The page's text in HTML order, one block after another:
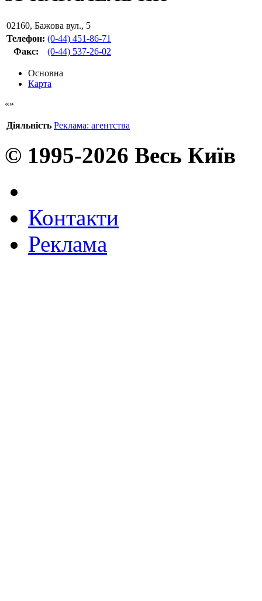
02160, Бажова вул., 5
Телефон: (0-44) 451-86-71
Факс: (0-44) 537-26-02
Основна
Карта
Діяльність Реклама: агентства
© 1995-2026 Весь Київ
Контакти
Реклама